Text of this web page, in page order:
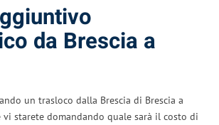
da Brescia a
un trasloco dalla Brescia di Brescia a
vi starete domandando quale sarà il costo di